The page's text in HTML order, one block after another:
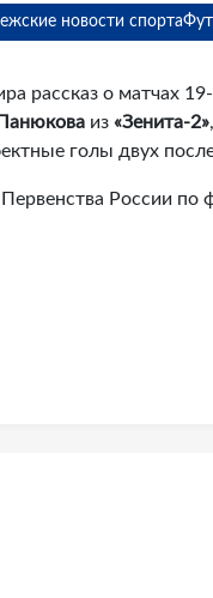
новости спорта
рассказ о матчах
из «Зенита-2»
голы двух
России по